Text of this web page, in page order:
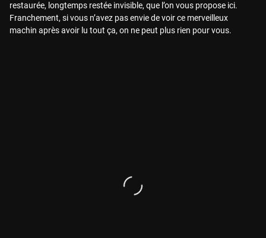
restaurée, longtemps restée invisible, que l’on vous propose ici.
Franchement, si vous n’avez pas envie de voir ce merveilleux
machin après avoir lu tout ça, on ne peut plus rien pour vous.